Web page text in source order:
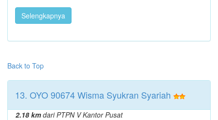
Selengkapnya
Back to Top
13. OYO 90674 Wisma Syukran Syariah
2.18 kmdari PTPN V Kantor Pusat